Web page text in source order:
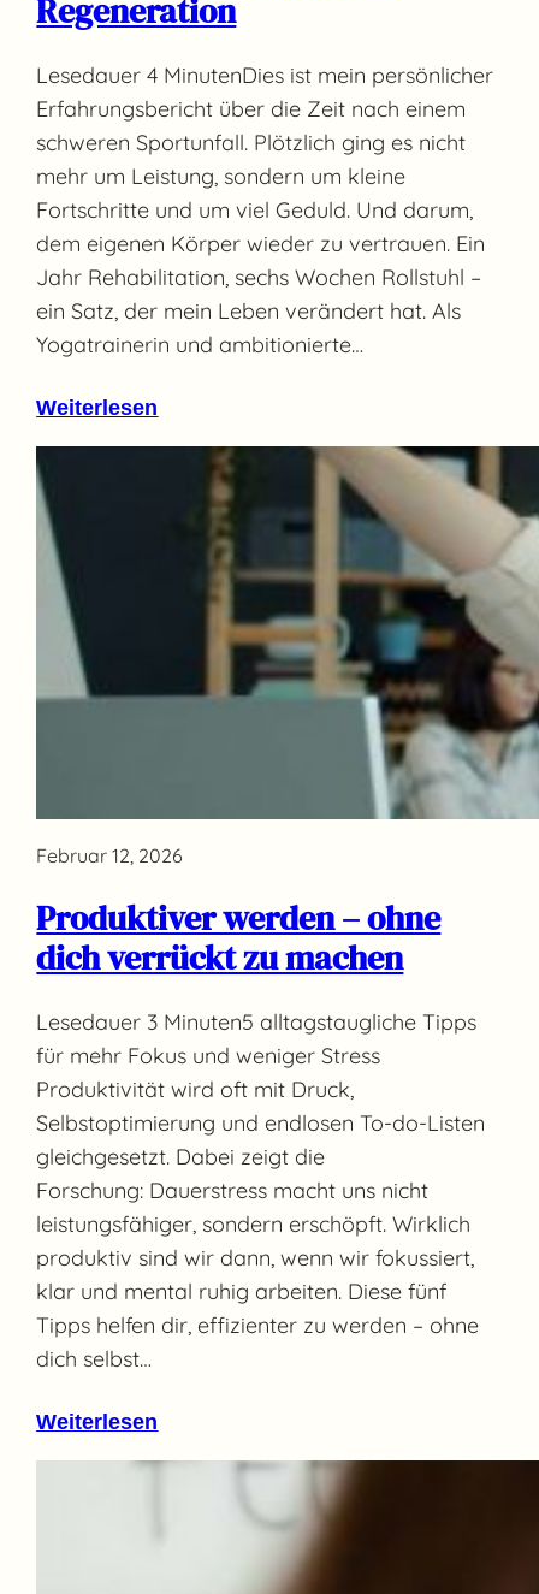
Regeneration
Lesedauer 4 MinutenDies ist mein persönlicher
Erfahrungsbericht über die Zeit nach einem
schweren Sportunfall. Plötzlich ging es nicht
mehr um Leistung, sondern um kleine
Fortschritte und um viel Geduld. Und darum,
dem eigenen Körper wieder zu vertrauen. Ein
Jahr Rehabilitation, sechs Wochen Rollstuhl –
ein Satz, der mein Leben verändert hat. Als
Yogatrainerin und ambitionierte…
Weiterlesen
Februar 12, 2026
Produktiver werden – ohne
dich verrückt zu machen
Lesedauer 3 Minuten5 alltagstaugliche Tipps
für mehr Fokus und weniger Stress
Produktivität wird oft mit Druck,
Selbstoptimierung und endlosen To-do-Listen
gleichgesetzt. Dabei zeigt die
Forschung: Dauerstress macht uns nicht
leistungsfähiger, sondern erschöpft. Wirklich
produktiv sind wir dann, wenn wir fokussiert,
klar und mental ruhig arbeiten. Diese fünf
Tipps helfen dir, effizienter zu werden – ohne
dich selbst…
Weiterlesen